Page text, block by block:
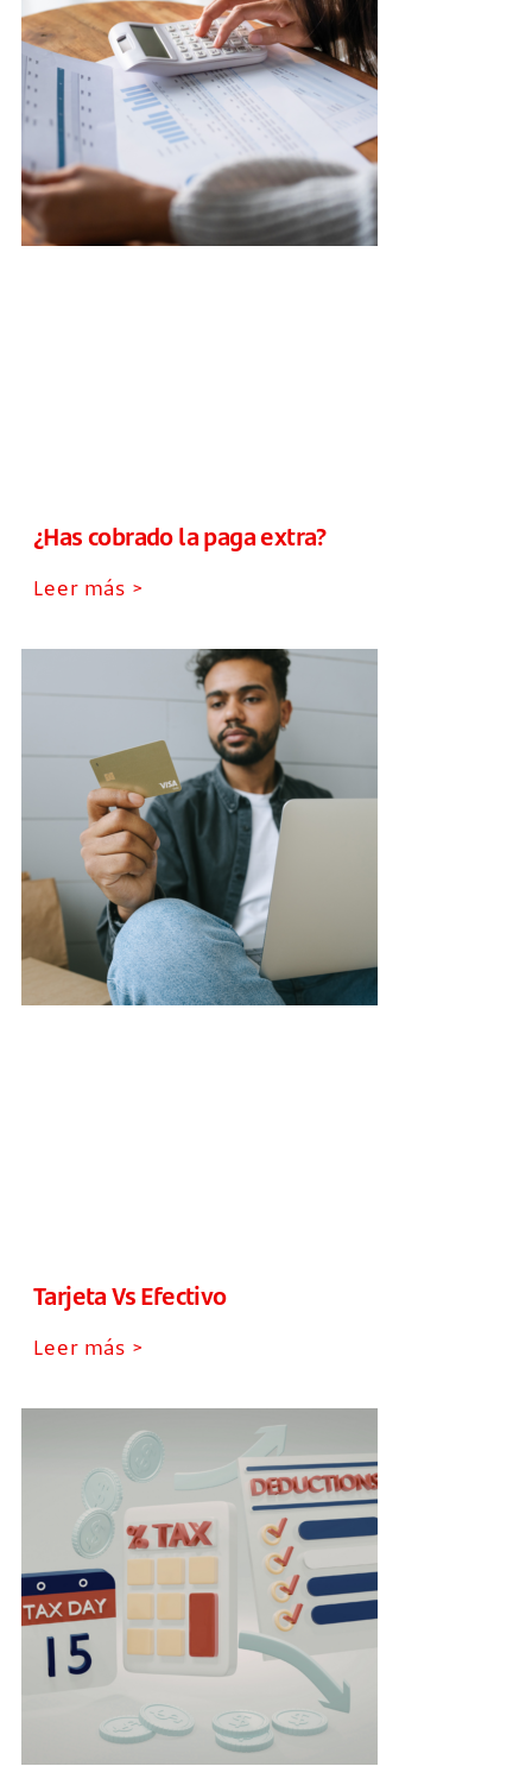
¿Has cobrado la paga extra?
Leer más >
Tarjeta Vs Efectivo
Leer más >